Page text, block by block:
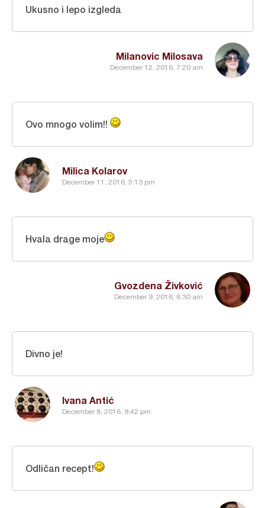
Milanovic Milosava
December 12, 2016, 7:20 am
Ukusno i lepo izgleda
Milica Kolarov
December 11, 2016, 5:13 pm
Ovo mnogo volim!!
Gvozdena Živković
December 9, 2016, 8:30 am
Hvala drage moje
Ivana Antić
December 8, 2016, 9:42 pm
Divno je!
Odličan recept!